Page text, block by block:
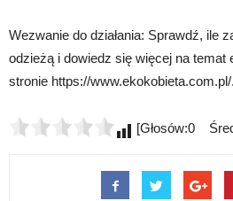
Wezwanie do działania: Sprawdź, ile
odzieżą i dowiedz się więcej na temat
stronie https://www.ekokobieta.com.pl/.
[Głosów:0